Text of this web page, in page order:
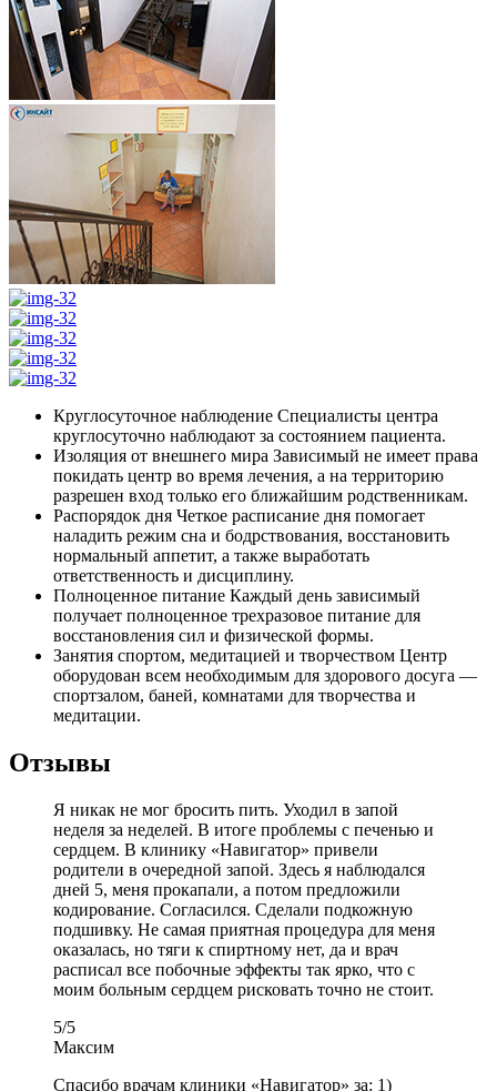
Круглосуточное наблюдение Специалисты центра
круглосуточно наблюдают за состоянием пациента.
Изоляция от внешнего мира Зависимый не имеет права
покидать центр во время лечения, а на территорию
разрешен вход только его ближайшим родственникам.
Распорядок дня Четкое расписание дня помогает
наладить режим сна и бодрствования, восстановить
нормальный аппетит, а также выработать
ответственность и дисциплину.
Полноценное питание Каждый день зависимый
получает полноценное трехразовое питание для
восстановления сил и физической формы.
Занятия спортом, медитацией и творчеством Центр
оборудован всем необходимым для здорового досуга —
спортзалом, баней, комнатами для творчества и
медитации.
Отзывы
Я никак не мог бросить пить. Уходил в запой
неделя за неделей. В итоге проблемы с печенью и
сердцем. В клинику «Навигатор» привели
родители в очередной запой. Здесь я наблюдался
дней 5, меня прокапали, а потом предложили
кодирование. Согласился. Сделали подкожную
подшивку. Не самая приятная процедура для меня
оказалась, но тяги к спиртному нет, да и врач
расписал все побочные эффекты так ярко, что с
моим больным сердцем рисковать точно не стоит.
5/5
Максим
Спасибо врачам клиники «Навигатор» за: 1)